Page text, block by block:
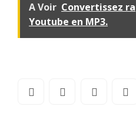
A Voir Convertissez
Youtube en MP3.